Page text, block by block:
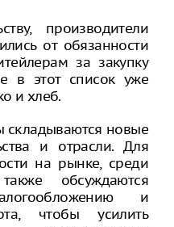
производители
от обязанности
за закупку
в этот список уже
и хлеб.
складываются новые
и отрасли. Для
на рынке, среди
обсуждаются
и
чтобы усилить